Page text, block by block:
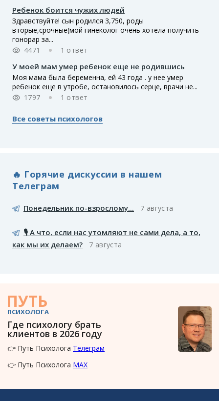
Ребенок боится чужих людей
Здравствуйте! сын родился 3,750, роды
вторые,срочные(мой гинеколог очень хотела получить
гонорар за...
4471
1 ответ
У моей мам умер ребенок еще не родившись
Моя мама была беременна, ей 43 года . у нее умер
ребенок еще в утробе, остановилось серце, врачи не...
1797
1 ответ
Все советы психологов
🔥 Горячие дискуссии в нашем
Телеграм
Понедельник по-взрослому... 7 августа
🎙️ А что, если нас утомляют не сами дела, а то,
как мы их делаем?
7 августа
ПУТЬ
ПСИХОЛОГА
Где психологу брать
клиентов в 2026 году
👉 Путь Психолога Телеграм
👉 Путь Психолога MAX